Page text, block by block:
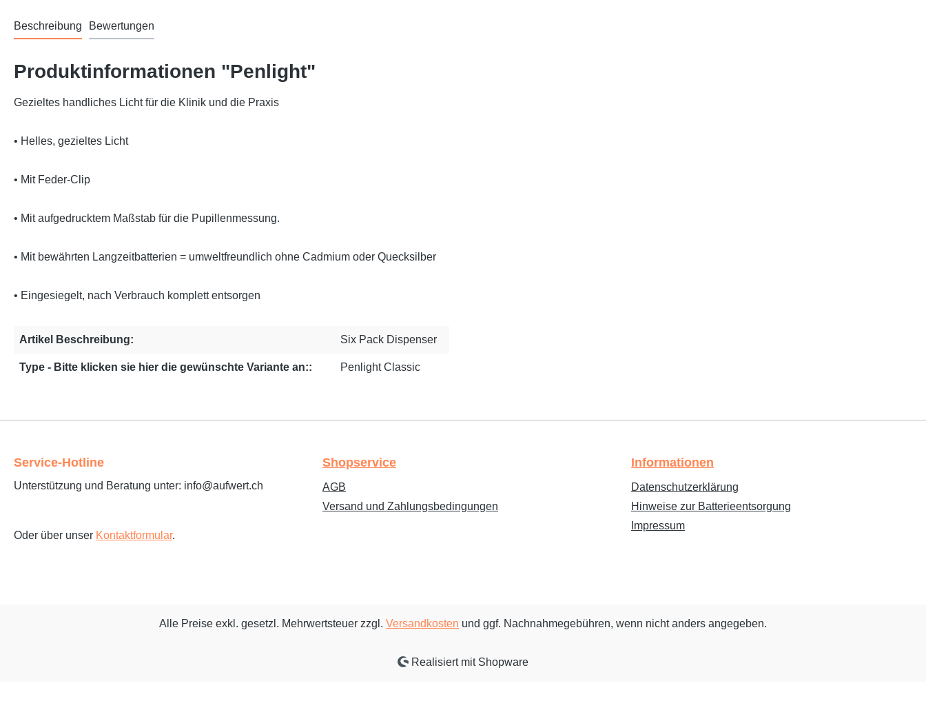
Beschreibung Bewertungen
Produktinformationen "Penlight"
Gezieltes handliches Licht für die Klinik und die Praxis
• Helles, gezieltes Licht
• Mit Feder-Clip
• Mit aufgedrucktem Maßstab für die Pupillenmessung.
• Mit bewährten Langzeitbatterien = umweltfreundlich ohne Cadmium oder Quecksilber
• Eingesiegelt, nach Verbrauch komplett entsorgen
Artikel Beschreibung: Six Pack Dispenser
Type - Bitte klicken sie hier die gewünschte Variante an:: Penlight Classic
Service-Hotline
Unterstützung und Beratung unter: info@aufwert.ch
Oder über unser Kontaktformular.
Shopservice
AGB
Versand und Zahlungsbedingungen
Informationen
Datenschutzerklärung
Hinweise zur Batterieentsorgung
Impressum
Alle Preise exkl. gesetzl. Mehrwertsteuer zzgl. Versandkosten und ggf. Nachnahmegebühren, wenn nicht anders angegeben.
Realisiert mit Shopware